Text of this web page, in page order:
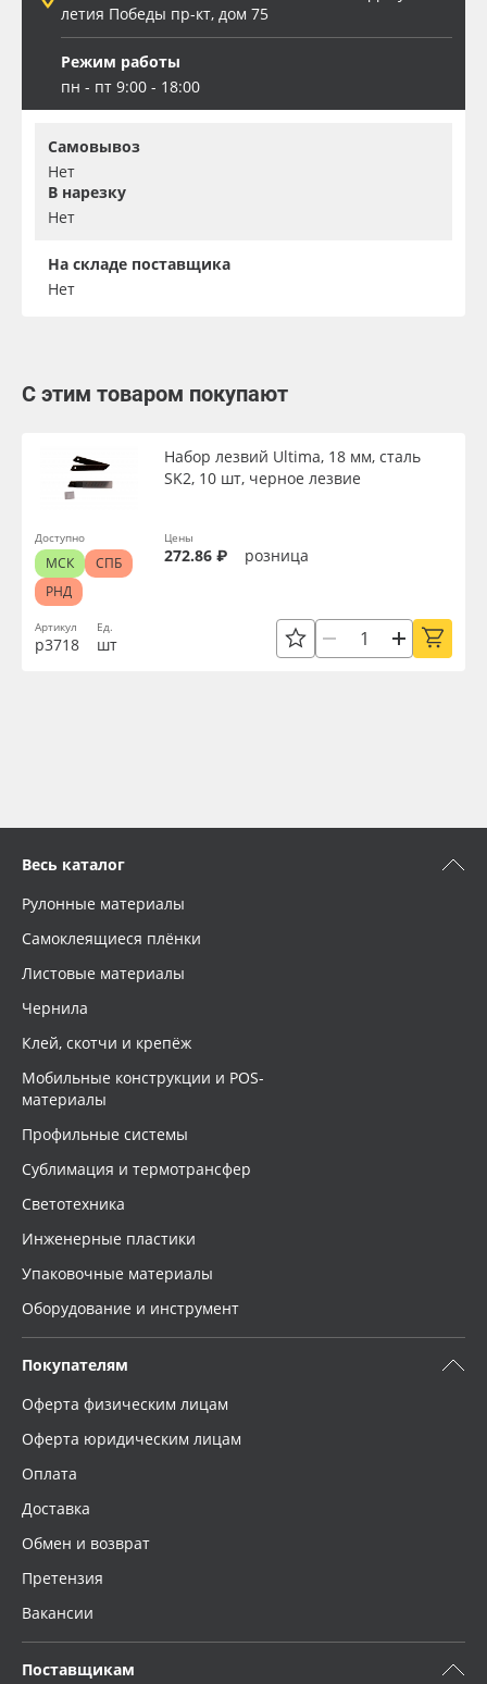
летия Победы пр-кт, дом 75
Режим работы
пн - пт 9:00 - 18:00
Самовывоз
Нет
В нарезку
Нет
На складе поставщика
Нет
С этим товаром покупают
Артикул
р3718
Набор лезвий Ultima, 18 мм, сталь
SK2, 10 шт, черное лезвие
Ед.
шт
Цены
272.86 ₽ розница
Доступно
МСК
СПБ
РНД
Весь каталог
Рулонные материалы
Самоклеящиеся плёнки
Листовые материалы
Чернила
Клей, скотчи и крепёж
Мобильные конструкции и POS-
материалы
Профильные системы
Сублимация и термотрансфер
Светотехника
Инженерные пластики
Упаковочные материалы
Оборудование и инструмент
Покупателям
Оферта физическим лицам
Оферта юридическим лицам
Оплата
Доставка
Обмен и возврат
Претензия
Вакансии
Поставщикам